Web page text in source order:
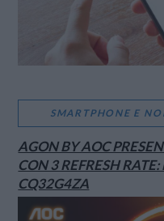
SMARTPHONE E
AGON BY AOC
CON 3 REFRESH
CQ32G4ZA